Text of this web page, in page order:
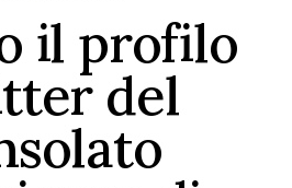
il profilo
del